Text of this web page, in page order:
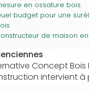
en ossature bois
budget pour une
de maison
Concept Bois
intervient à